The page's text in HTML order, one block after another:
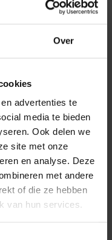
Over
advertenties te
media te bieden
Ook delen we
site met onze
en analyse. Deze
met andere
of die ze hebben
van hun services.
met
M700